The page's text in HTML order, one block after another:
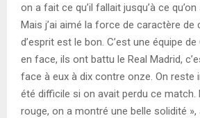
on a fait ce qu’il fallait jusqu’à ce
Mais j’ai aimé la force de caractère de
d’esprit est le bon. C’est une équipe
en face, ils ont battu le Real Madrid,
face à eux à dix contre onze. On reste
été difficile si on avait perdu ce match.
rouge, on a montré une belle solidité »,